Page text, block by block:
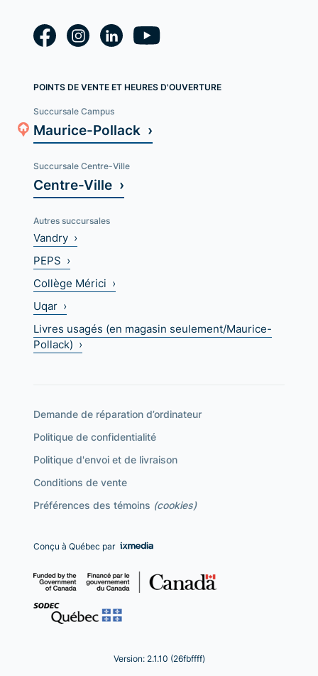
POINTS DE VENTE ET HEURES D'OUVERTURE
Succursale Campus
Maurice-Pollack ›
Succursale Centre-Ville
Centre-Ville ›
Autres succursales
Vandry ›
PEPS ›
Collège Mérici ›
Uqar ›
Livres usagés (en magasin seulement/Maurice-
Pollack) ›
Demande de réparation d’ordinateur
Politique de confidentialité
Politique d'envoi et de livraison
Conditions de vente
Préférences des témoins (cookies)
Conçu à Québec par
Version: 2.1.10 (26fbffff)